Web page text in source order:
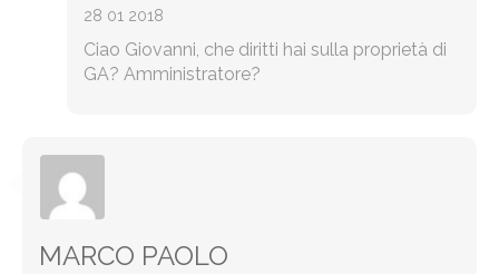
28 01 2018
Ciao Giovanni, che diritti hai sulla proprietà di
GA? Amministratore?
MARCO PAOLO